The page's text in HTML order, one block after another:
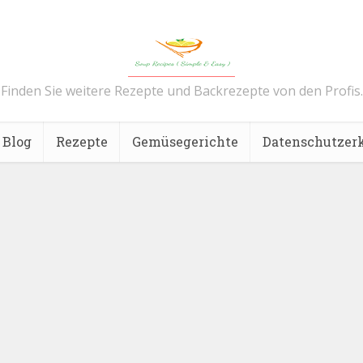
Finden Sie weitere Rezepte und Backrezepte von den Profis.
Blog Rezepte Gemüsegerichte